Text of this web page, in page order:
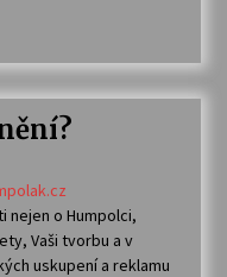
nejen o Humpolci,
Vaši tvorbu a v
uskupení a reklamu